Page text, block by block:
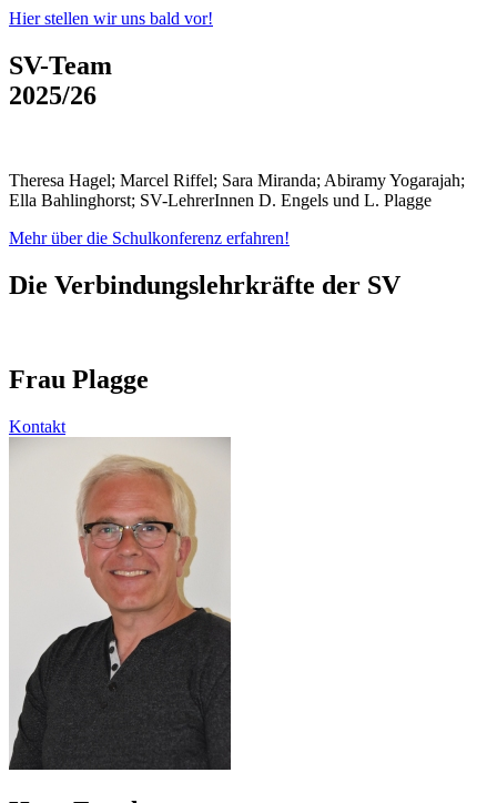
Hier stellen wir uns bald vor!
SV-Team
2025/26
Theresa Hagel; Marcel Riffel; Sara Miranda; Abiramy Yogarajah;
Ella Bahlinghorst; SV-LehrerInnen D. Engels und L. Plagge
Mehr über die Schulkonferenz erfahren!
Die Verbindungslehrkräfte der SV
Frau Plagge
Kontakt